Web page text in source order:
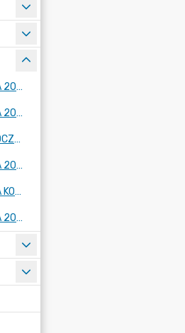
OŚWIADCZENIA MAJĄTKOWE ZA 2025 ROK
OŚWIADCZENIA MAJĄTKOWE ZA 2024 ROK
OŚWIADCZENIA MAJĄTKOWE POCZĄTEK KADENCJI 2024 - 2029
OŚWIADCZENIA MAJĄTKOWE ZA 2023 ROK
OŚWIADCZENIA MAJĄTKOWE NA KONIEC KADENCJI 2018 - 2024
OŚWIADCZENIA MAJĄTKOWE ZA 2022 ROK